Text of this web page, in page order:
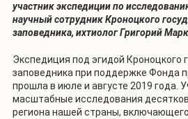
участник экспедиции по
научный сотрудник Кроноцкого
заповедника, ихтиолог Григорий
Экспедиция под эгидой Кроноцкого
заповедника при поддержке Фонда
прошла в июле и августе 2019 года.
масштабные исследования
региона нашей страны,